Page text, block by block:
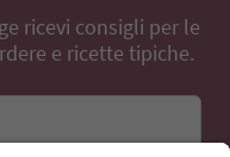
ricevi consigli per le
e ricette tipiche.